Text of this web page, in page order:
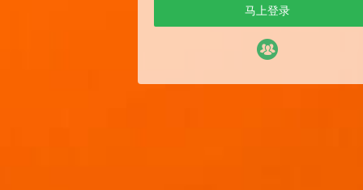
马上登录